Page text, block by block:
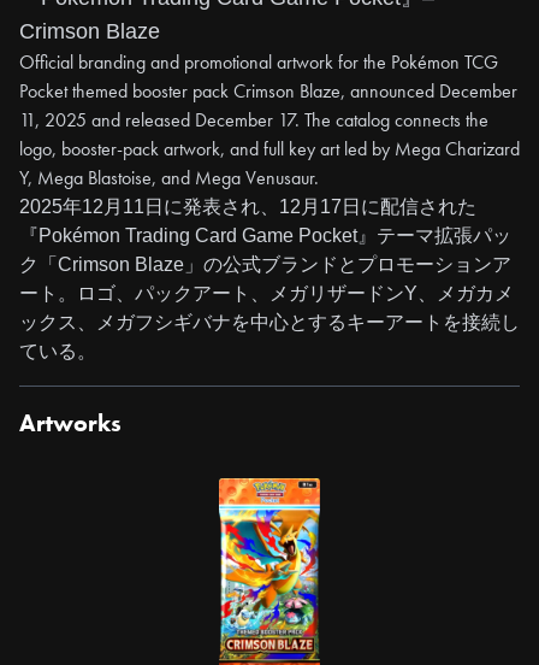
Crimson Blaze
Official branding and promotional artwork for the Pokémon TCG
Pocket themed booster pack Crimson Blaze, announced December
11, 2025 and released December 17. The catalog connects the
logo, booster-pack artwork, and full key art led by Mega Charizard
Y, Mega Blastoise, and Mega Venusaur.
2025年12月11日に発表され、12月17日に配信された
『Pokémon Trading Card Game Pocket』テーマ拡張パッ
ク「Crimson Blaze」の公式ブランドとプロモーションア
ート。ロゴ、パックアート、メガリザードンY、メガカメ
ックス、メガフシギバナを中心とするキーアートを接続し
ている。
Artworks